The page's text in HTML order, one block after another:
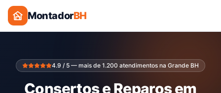
MontadorBH
4.9 / 5 — mais de 1.200 atendimentos na Grande BH
Consertos e Reparos em